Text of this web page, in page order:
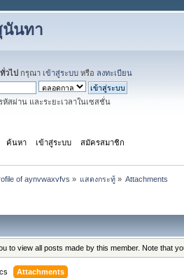
นันทา
วไป กรุณา เข้าสู่ระบบ หรือ ลงทะเบียน
หัสผ่าน และระยะเวลาในเซสชั่น
ค้นหา เข้าสู่ระบบ สมัครสมาชิก
of aynvwaxvfvs » แสดงกระทู้» Attachments
to view all posts made by this member. Note that
Attachments